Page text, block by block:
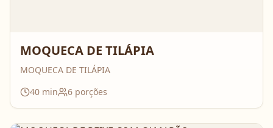
MOQUECA DE TILÁPIA
MOQUECA DE TILÁPIA
40 min 6 porções